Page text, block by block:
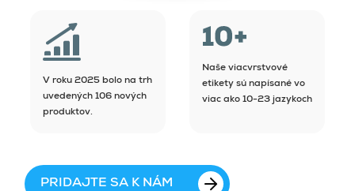
V roku 2025 bolo na trh
uvedených 106 nových
produktov.
Naše viacvrstvové
etikety sú napísané vo
viac ako 10-23 jazykoch
PRIDAJTE SA K NÁM